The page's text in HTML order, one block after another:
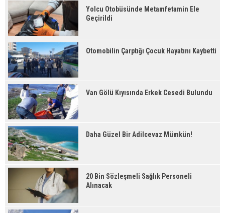
Yolcu Otobüsünde Metamfetamin Ele
Geçirildi
Otomobilin Çarptığı Çocuk Hayatını Kaybetti
Van Gölü Kıyısında Erkek Cesedi Bulundu
Daha Güzel Bir Adilcevaz Mümkün!
20 Bin Sözleşmeli Sağlık Personeli
Alınacak